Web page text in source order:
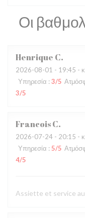
Οι
Henrique C
2026-08-01 - 19:45 -
Υπηρεσία : 3/5
3/5
FrancoisC
2026-07-24 - 20:15 -
Υπηρεσία : 5/5
4/5
Assiette et service